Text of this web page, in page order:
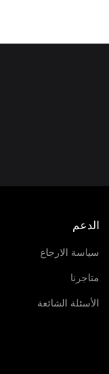
الدعم
سياسة الارجاع
متاجرنا
الأسئلة الشائعة